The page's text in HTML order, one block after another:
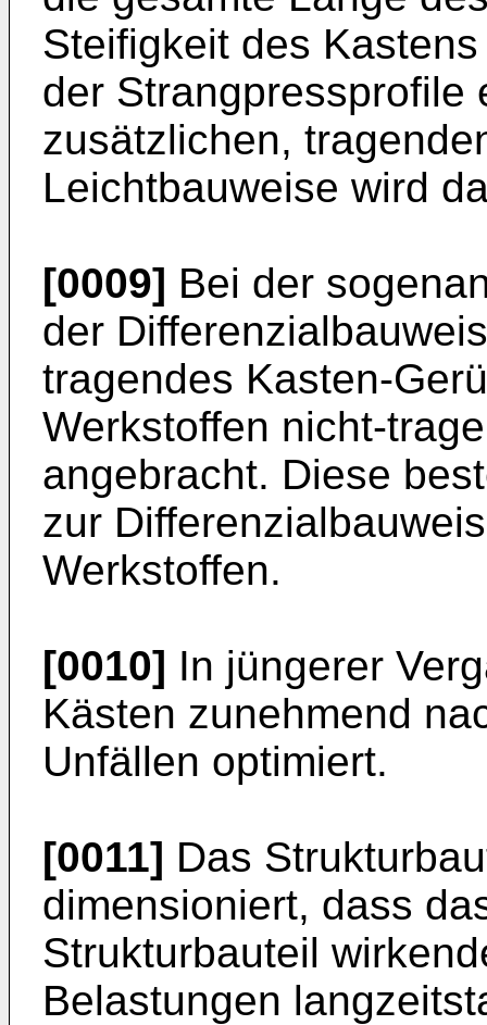
Steifigkeit des
der Strangpressprofile
zusätzlichen,
Leichtbauweise wird
[0009] Bei der
der
tragendes Kasten-
Werkstoffen nicht-
angebracht. Diese
zur
Werkstoffen.
[0010] In jüngerer
Kästen zunehmend
Unfällen optimiert.
[0011] Das
dimensioniert, dass
Strukturbauteil
Belastungen